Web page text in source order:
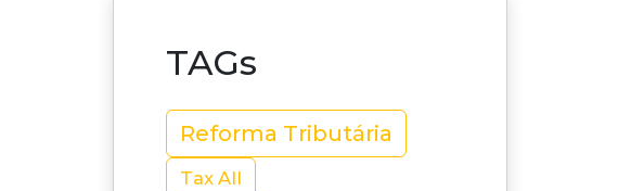
TAGs
Reforma Tributária
Tax All